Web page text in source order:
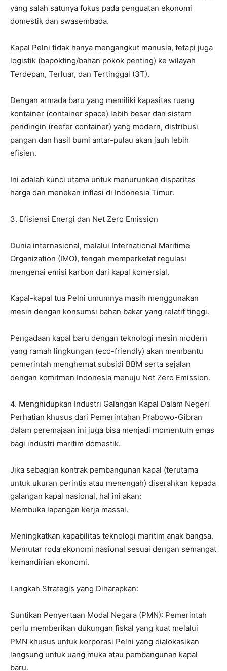
I WANT IN
yang salah satunya fokus pada penguatan ekonomi
domestik dan swasembada.
​Kapal Pelni tidak hanya mengangkut manusia, tetapi juga
logistik (bapokting/bahan pokok penting) ke wilayah
Terdepan, Terluar, dan Tertinggal (3T).
​Dengan armada baru yang memiliki kapasitas ruang
kontainer (container space) lebih besar dan sistem
pendingin (reefer container) yang modern, distribusi
pangan dan hasil bumi antar-pulau akan jauh lebih
efisien.
Ini adalah kunci utama untuk menurunkan disparitas
harga dan menekan inflasi di Indonesia Timur.
​3. Efisiensi Energi dan Net Zero Emission
​Dunia internasional, melalui International Maritime
Organization (IMO), tengah memperketat regulasi
mengenai emisi karbon dari kapal komersial.
​Kapal-kapal tua Pelni umumnya masih menggunakan
mesin dengan konsumsi bahan bakar yang relatif tinggi.
​Pengadaan kapal baru dengan teknologi mesin modern
yang ramah lingkungan (eco-friendly) akan membantu
pemerintah menghemat subsidi BBM serta sejalan
dengan komitmen Indonesia menuju Net Zero Emission.
​4. Menghidupkan Industri Galangan Kapal Dalam Negeri
​Perhatian khusus dari Pemerintahan Prabowo-Gibran
dalam peremajaan ini juga bisa menjadi momentum emas
bagi industri maritim domestik.
Jika sebagian kontrak pembangunan kapal (terutama
untuk ukuran perintis atau menengah) diserahkan kepada
galangan kapal nasional, hal ini akan:
​Membuka lapangan kerja massal.
​Meningkatkan kapabilitas teknologi maritim anak bangsa.
​Memutar roda ekonomi nasional sesuai dengan semangat
kemandirian ekonomi.
​Langkah Strategis yang Diharapkan:
​Suntikan Penyertaan Modal Negara (PMN): Pemerintah
perlu memberikan dukungan fiskal yang kuat melalui
PMN khusus untuk korporasi Pelni yang dialokasikan
langsung untuk uang muka atau pembangunan kapal
baru.